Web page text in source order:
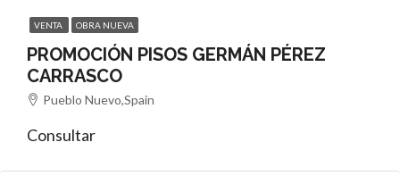
VENTA OBRA NUEVA
PROMOCIÓN PISOS GERMÁN PÉREZ
CARRASCO
Pueblo Nuevo,Spain
Consultar